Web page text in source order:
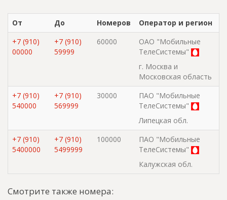
От До Номеров
Оператор и регион
+7 (910)
00000
+7 (910)
59999
60000
ОАО "Мобильные
ТелеСистемы"
г. Москва и
Московская область
+7 (910)
540000
+7 (910)
569999
30000
ПАО "Мобильные
ТелеСистемы"
Липецкая обл.
+7 (910)
5400000
+7 (910)
5499999
100000
ПАО "Мобильные
ТелеСистемы"
Калужская обл.
Смотрите также номера: